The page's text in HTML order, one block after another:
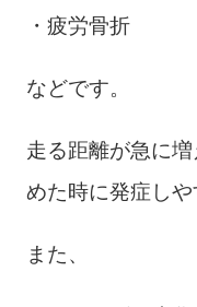
・疲労骨折
などです。
走る距離が急に
めた時に発症しや
また、